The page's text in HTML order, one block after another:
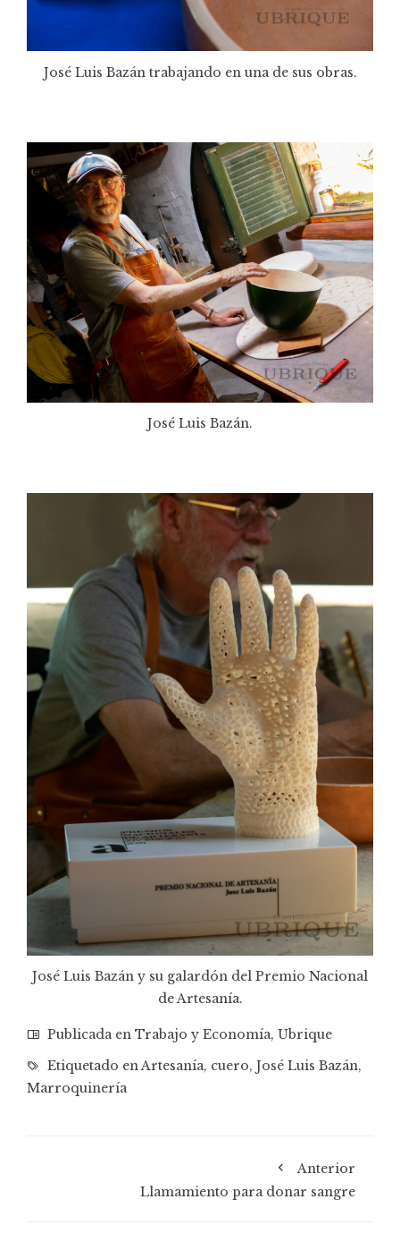
José Luis Bazán trabajando en una de sus obras.
José Luis Bazán.
José Luis Bazán y su galardón del Premio Nacional
de Artesanía.
Publicada en Trabajo y Economía, Ubrique
Etiquetado enArtesanía, cuero, José Luis Bazán,
Marroquinería
Anterior
Llamamiento para donar sangre